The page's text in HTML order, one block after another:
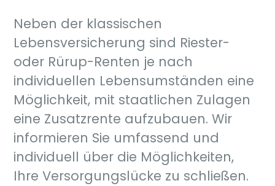
Neben der klassischen
Lebensversicherung sind Riester-
oder Rürup-Renten je nach
individuellen Lebensumständen eine
Möglichkeit, mit staatlichen Zulagen
eine Zusatzrente aufzubauen. Wir
informieren Sie umfassend und
individuell über die Möglichkeiten,
Ihre Versorgungslücke zu schließen.